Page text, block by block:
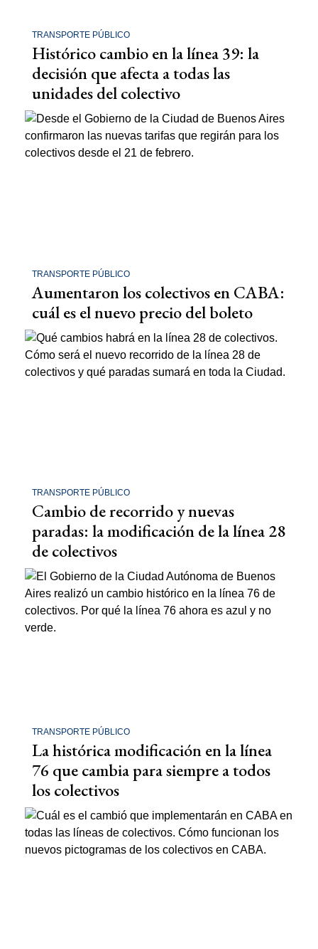
TRANSPORTE PÚBLICO
Histórico cambio en la línea 39: la
decisión que afecta a todas las
unidades del colectivo
TRANSPORTE PÚBLICO
Aumentaron los colectivos en CABA:
cuál es el nuevo precio del boleto
TRANSPORTE PÚBLICO
Cambio de recorrido y nuevas
paradas: la modificación de la línea 28
de colectivos
TRANSPORTE PÚBLICO
La histórica modificación en la línea
76 que cambia para siempre a todos
los colectivos